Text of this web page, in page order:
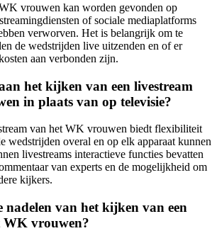
vrouwen kan worden gevonden op
of sociale mediaplatforms
verworven. Het is belangrijk om te
de wedstrijden live uitzenden en of er
aan verbonden zijn.
het kijken van een livestream
in plaats van op televisie?
van het WK vrouwen biedt flexibiliteit
wedstrijden overal en op elk apparaat kunnen
livestreams interactieve functies bevatten
van experts en de mogelijkheid om
kijkers.
van het kijken van een
WK vrouwen?